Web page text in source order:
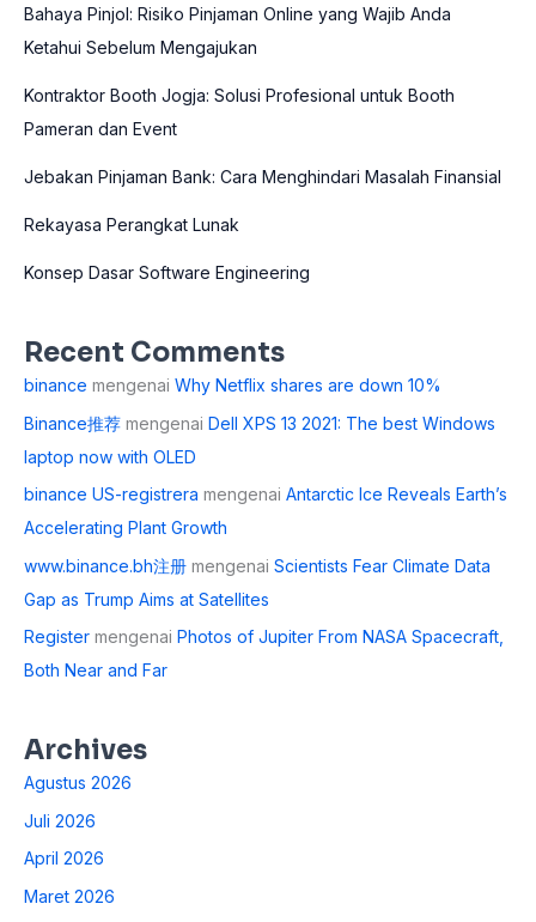
Bahaya Pinjol: Risiko Pinjaman Online yang Wajib Anda
Ketahui Sebelum Mengajukan
Kontraktor Booth Jogja: Solusi Profesional untuk Booth
Pameran dan Event
Jebakan Pinjaman Bank: Cara Menghindari Masalah Finansial
Rekayasa Perangkat Lunak
Konsep Dasar Software Engineering
Recent Comments
binance mengenai Why Netflix shares are down 10%
Binance推荐 mengenai Dell XPS 13 2021: The best Windows
laptop now with OLED
binance US-registrera mengenai Antarctic Ice Reveals Earth’s
Accelerating Plant Growth
www.binance.bh注册 mengenai Scientists Fear Climate Data
Gap as Trump Aims at Satellites
Register mengenai Photos of Jupiter From NASA Spacecraft,
Both Near and Far
Archives
Agustus 2026
Juli 2026
April 2026
Maret 2026